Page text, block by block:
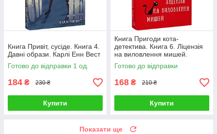
Книга Привіт, сусіде. Книга 4.
Давні образи. Карлі Енн Вест
Готово до відправки 1 од.
184 ₴ 230 ₴
Купити
Книга Пригоди кота-
детектива. Книга 6. Ліцензія
на виловлення мишей.
Фрауке Шойнеманн
Готово до відправки
168 ₴ 210 ₴
Купити
Показати ще